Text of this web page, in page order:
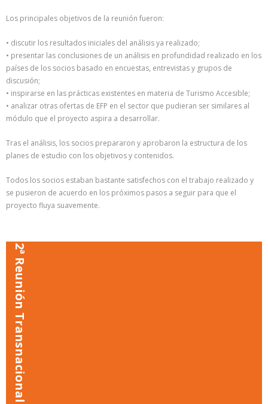
Los principales objetivos de la reunión fueron:
• discutir los resultados iniciales del análisis ya realizado;
• presentar las conclusiones de un análisis en profundidad realizado en los
países de los socios basado en encuestas, entrevistas y grupos de
discusión;
• inspirarse en las prácticas existentes en materia de Turismo Accesible;
• analizar otras ofertas de EFP en el sector que pudieran ser similares al
módulo que el proyecto aspira a desarrollar.
Tras el análisis, los socios prepararon y aprobaron la estructura de los
planes de estudio con los objetivos y contenidos.
Todos los socios estaban bastante satisfechos con el trabajo realizado y
se pusieron de acuerdo en los próximos pasos a seguir para que el
proyecto fluya suavemente.
2ª Reunión Transnacional